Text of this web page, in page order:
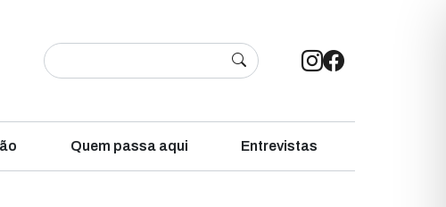
Quem passa aqui Entrevistas